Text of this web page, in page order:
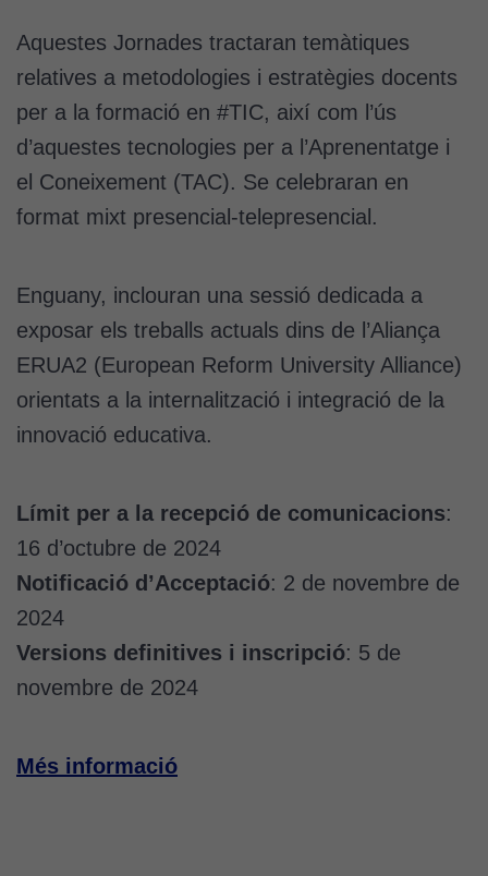
Aquestes Jornades tractaran temàtiques
relatives a metodologies i estratègies docents
per a la formació en #TIC, així com l’ús
d’aquestes tecnologies per a l’Aprenentatge i
el Coneixement (TAC). Se celebraran en
format mixt presencial-telepresencial.
Enguany, inclouran una sessió dedicada a
exposar els treballs actuals dins de l’Aliança
ERUA2 (European Reform University Alliance)
orientats a la internalització i integració de la
innovació educativa.
Límit per a la recepció de comunicacions:
16 d’octubre de 2024
Notificació d’Acceptació: 2 de novembre de
2024
Versions definitives i inscripció: 5 de
novembre de 2024
Més informació